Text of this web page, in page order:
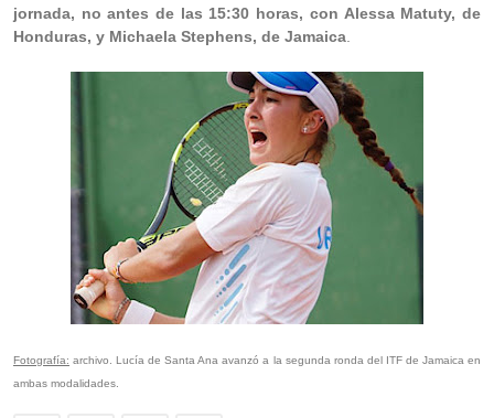
jornada, no antes de las 15:30 horas, con Alessa Matuty, de
Honduras, y Michaela Stephens, de Jamaica
Fotografía: archivo. Lucía de Santa Ana avanzó a la segunda ronda del ITF de Jamaica en
ambas modalidades.